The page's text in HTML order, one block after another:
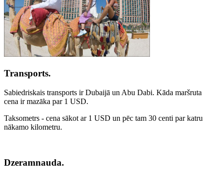
Transports.
Sabiedriskais transports ir Dubaijā un Abu Dabi. Kāda maršruta
cena ir mazāka par 1 USD.
Taksometrs - cena sākot ar 1 USD un pēc tam 30 centi par katru
nākamo kilometru.
Dzeramnauda.